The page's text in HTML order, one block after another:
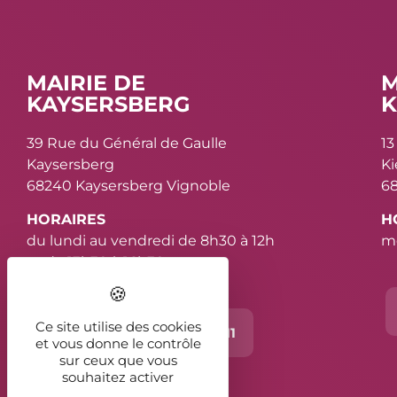
MAIRIE DE
KAYSERSBERG
39 Rue du Général de Gaulle
Kaysersberg
68240 Kaysersberg Vignoble
HORAIRES
du lundi au vendredi de 8h30 à 12h
et de 13h30 à 16h30
Contact 03 89 78 11 11
Ce site utilise des cookies
et vous donne le contrôle
sur ceux que vous
souhaitez activer